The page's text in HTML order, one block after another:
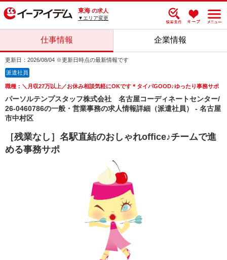
東海 の求人
▼エリア変更
仕事情報 企業情報
更新日：2026/08/04 ※更新日時点の最新情報です
派遣社員
職種：＼月収27万以上／お休み相談気軽にOKです＊タイパGOOD♪ゆったり事務サポ
パーソルテンプスタッフ株式会社 名古屋コーディネートセンター/
26-0460786の一般・営業事務の求人情報詳細（派遣社員） - 名古屋
市中村区
［残業なし］名駅直結のおしゃれoffice♪チームで進
める事務サポ